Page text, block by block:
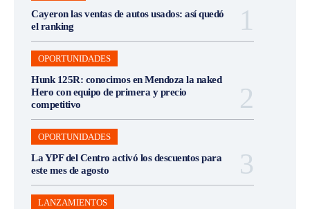
Cayeron las ventas de autos usados: así quedó
el ranking
OPORTUNIDADES
Hunk 125R: conocimos en Mendoza la naked
Hero con equipo de primera y precio
competitivo
OPORTUNIDADES
La YPF del Centro activó los descuentos para
este mes de agosto
LANZAMIENTOS